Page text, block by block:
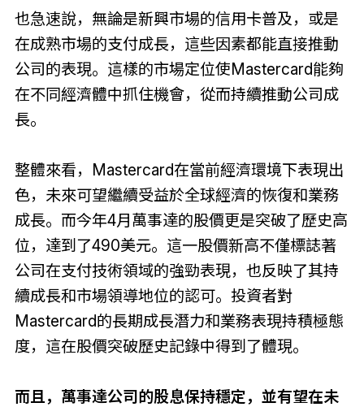
也急速說，無論是新興市場的信用卡普及，或是
在成熟市場的支付成長，這些因素都能直接推動
公司的表現。這樣的市場定位使Mastercard能夠
在不同經濟體中抓住機會，從而持續推動公司成
長。
整體來看，Mastercard在當前經濟環境下表現出
色，未來可望繼續受益於全球經濟的恢復和業務
成長。而今年4月萬事達的股價更是突破了歷史高
位，達到了490美元。這一股價新高不僅標誌著
公司在支付技術領域的強勁表現，也反映了其持
續成長和市場領導地位的認可。投資者對
Mastercard的長期成長潛力和業務表現持積極態
度，這在股價突破歷史記錄中得到了體現。
而且，萬事達公司的股息保持穩定，並有望在未